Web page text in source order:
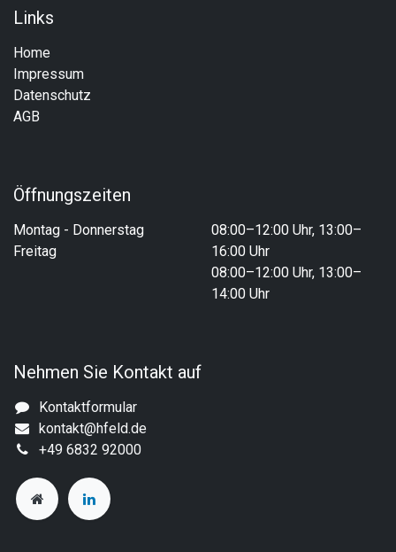
Links
Home
Impressum
Datenschutz
AGB
Öffnungszeiten
Montag - Donnerstag
Freitag
08:00–12:00 Uhr, 13:00–
16:00 Uhr
08:00–12:00 Uhr, 13:00–
14:00 Uhr
Nehmen Sie Kontakt auf
Kontaktformular
kontakt@hfeld.de
+49 6832 92000